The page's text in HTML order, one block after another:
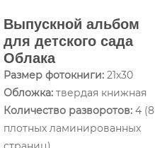
Выпускной альбом
для детского сада
Облака
Размер фотокниги: 21х30
Обложка: твердая книжная
Количество разворотов: 4 (8
плотных ламинированных